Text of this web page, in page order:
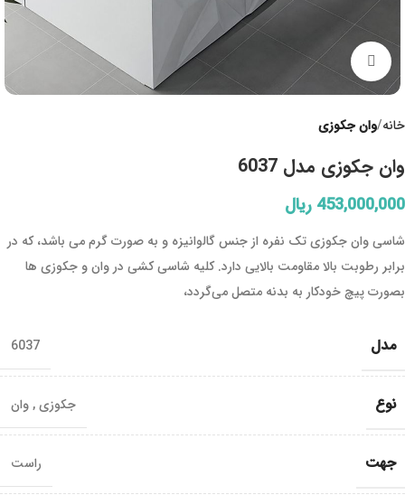
Click to enlarge
خانه وان جکوزی
وان جکوزی مدل 6037
453,000,000 ریال
شاسی وان جکوزی تک نفره از جنس گالوانیزه و به صورت گرم می باشد، که در
برابر رطوبت بالا مقاومت بالایی دارد. کلیه شاسی کشی در وان و جکوزی ها
بصورت پیچ خودکار به بدنه متصل می‌گردد،
مدل 6037
نوع جکوزی,وان
جهت راست